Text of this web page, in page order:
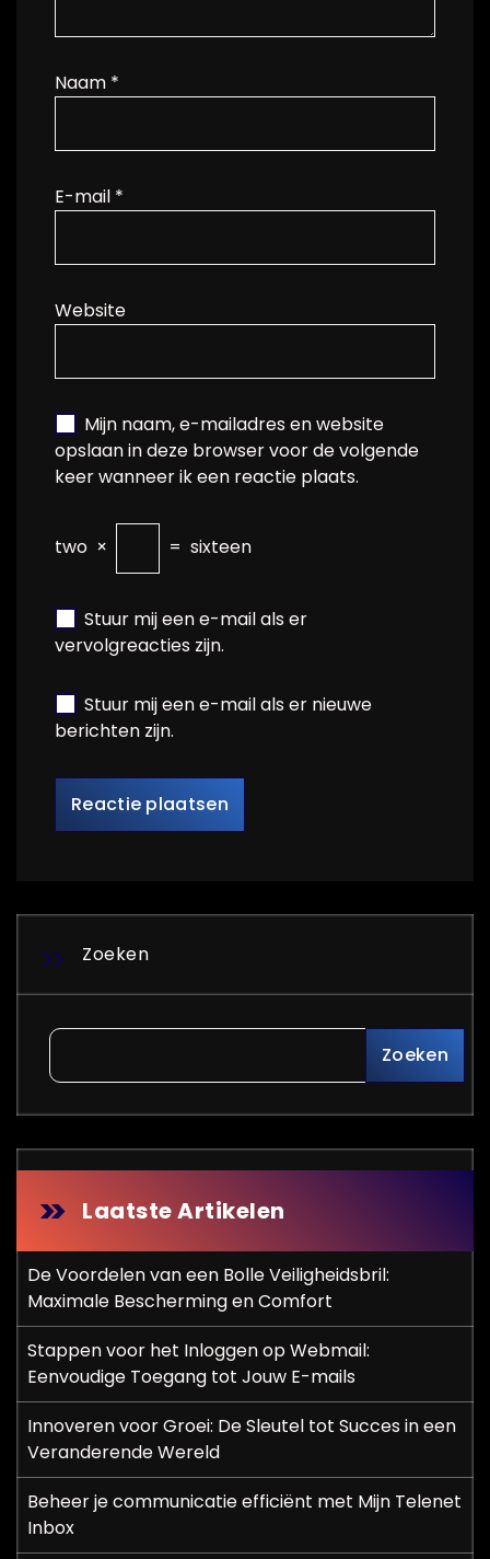
Naam *
E-mail *
Website
Mijn naam, e-mailadres en website
opslaan in deze browser voor de volgende
keer wanneer ik een reactie plaats.
two × = sixteen
Stuur mij een e-mail als er
vervolgreacties zijn.
Stuur mij een e-mail als er nieuwe
berichten zijn.
Zoeken
Zoeken
Laatste Artikelen
De Voordelen van een Bolle Veiligheidsbril:
Maximale Bescherming en Comfort
Stappen voor het Inloggen op Webmail:
Eenvoudige Toegang tot Jouw E-mails
Innoveren voor Groei: De Sleutel tot Succes in een
Veranderende Wereld
Beheer je communicatie efficiënt met Mijn Telenet
Inbox